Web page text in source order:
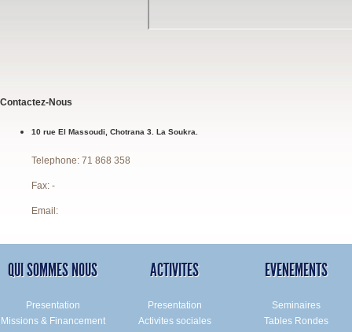
Contactez-Nous
10 rue El Massoudi, Chotrana 3. La Soukra.
Telephone: 71 868 358
Fax: -
Email:
QUI SOMMES NOUS
Presentation
Missions & Financement
ACTIVITES
Presentation
Activites sociales
EVENEMENTS
Seminaires
Tables Rondes